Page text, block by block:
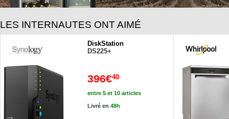
LES INTERNAUTES ONT AIMÉ
396€40
entre 5 et 10 articles
Livré en 48h
DiskStation
DS225+